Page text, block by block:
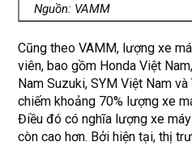
Nguồn: VAMM
Cũng theo VAMM, lượng xe
viên, bao gồm Honda Việt
Nam Suzuki, SYM Việt Nam
chiếm khoảng 70% lượng xe
Điều đó có nghĩa lượng xe
còn cao hơn. Bởi hiện tại, thị